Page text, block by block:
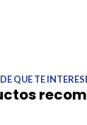
QUE TE